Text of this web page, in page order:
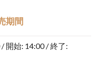
期間
開始: 14:00 / 終了: